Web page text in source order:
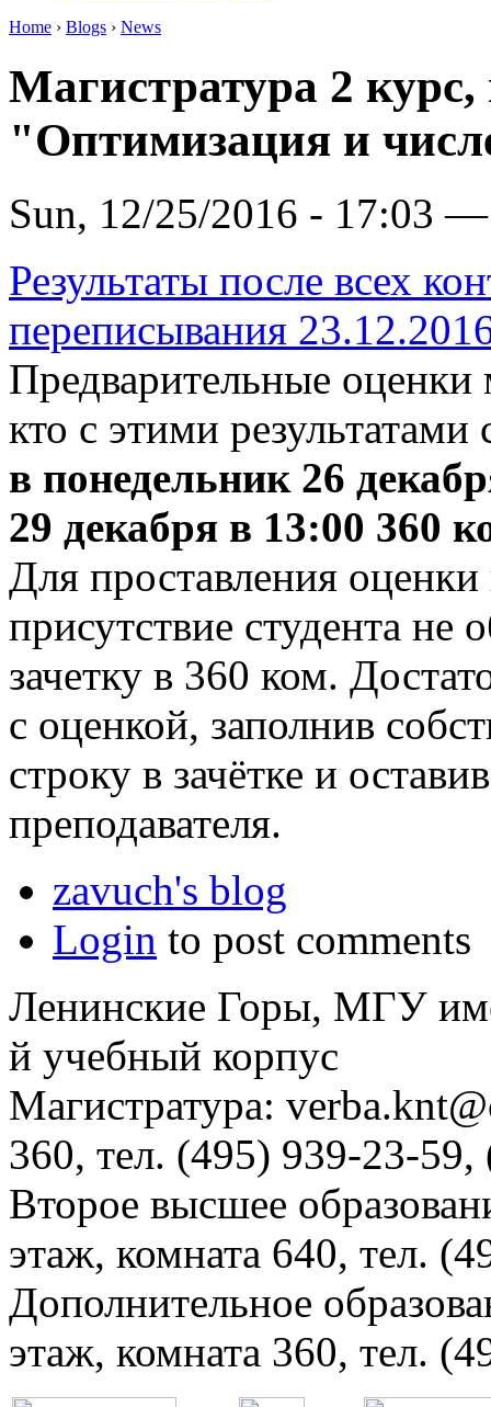
Home › Blogs › News
Магистратура 2
"Оптимизация и
Sun, 12/25/2016 - 17:03
Результаты после всех
переписывания
Предварительные оценки
кто с этими результатами
в понедельник 26
29 декабря в 13:00 360
Для проставления
присутствие студента не
зачетку в 360 ком.
с оценкой, заполнив
строку в зачётке и
преподавателя.
zavuch's blog
Login to post comments
Ленинские Горы, МГУ
й учебный корпус
Магистратура:
360, тел. (495) 939-23-
Второе высшее
этаж, комната 640, тел.
Дополнительное
этаж, комната 360, тел.